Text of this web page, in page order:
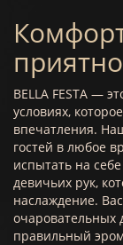
BELLA FESTA —
условиях,
впечатления.
гостей в любое
испытать на
девичьих рук,
наслаждение.
очаровательных
правильный